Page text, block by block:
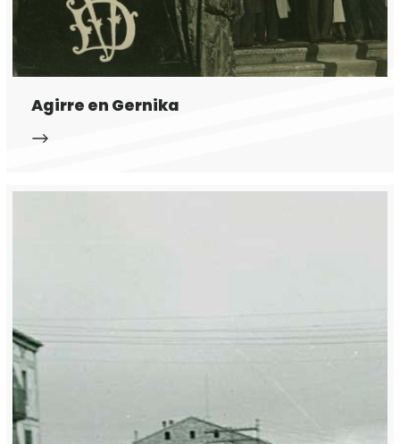
Agirre en Gernika